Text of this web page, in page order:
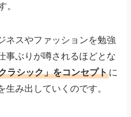
。
ネスやファッションを勉強
事ぶりが噂されるほどとな
ラシック」をコンセプトに
生み出していくのです。